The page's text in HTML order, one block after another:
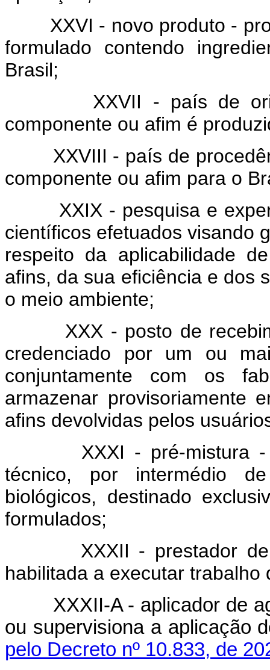
XXVI - novo produto -
formulado contendo
Brasil;
XXVII - país de
componente ou afim é
XXVIII - país de
componente ou afim para o
XXIX - pesquisa e
científicos efetuados visando
respeito da aplicabilidade
afins, da sua eficiência e dos
o meio ambiente;
XXX - posto de
credenciado por um ou
conjuntamente com os
armazenar provisoriamente
afins devolvidas pelos
XXXI - pré-mistura
técnico, por intermédio
biológicos, destinado
formulados;
XXXII - prestador
habilitada a executar
XXXII-A - aplicador de
ou supervisiona a
pelo Decreto nº 10.833, de